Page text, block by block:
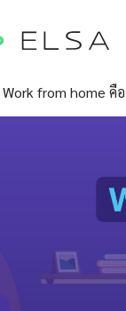
Work from home คื